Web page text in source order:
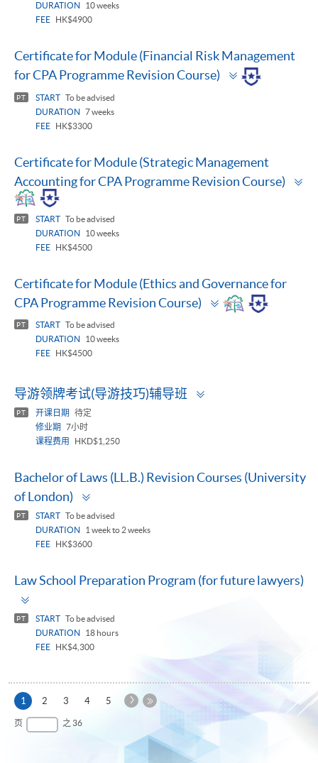
DURATION
10 weeks
FEE
HK$4900
Certificate for Module (Financial Risk Management
for CPA Programme Revision Course)
Toggle
panel
PT START To be advised
DURATION
7 weeks
FEE
HK$3300
Certificate for Module (Strategic Management
Accounting for CPA Programme Revision Course)
PT START To be advised
DURATION
10 weeks
FEE
HK$4500
Certificate for Module (Ethics and Governance for
CPA Programme Revision Course)
Toggle
panel
PT START To be advised
DURATION
10 weeks
FEE
HK$4500
导游领牌考试(导游技巧)辅导班
PT 开课日期
待定
修业期
7小时
课程费用
HKD$1,250
Bachelor of Laws (LL.B.) Revision Courses (University
of London)
PT START To be advised
DURATION
1 week to 2 weeks
FEE
HK$3600
Law School Preparation Program (for future lawyers)
PT START To be advised
DURATION
18 hours
FEE
HK$4,300
1 本
页
2 3 4 5
下
后
页 之 36